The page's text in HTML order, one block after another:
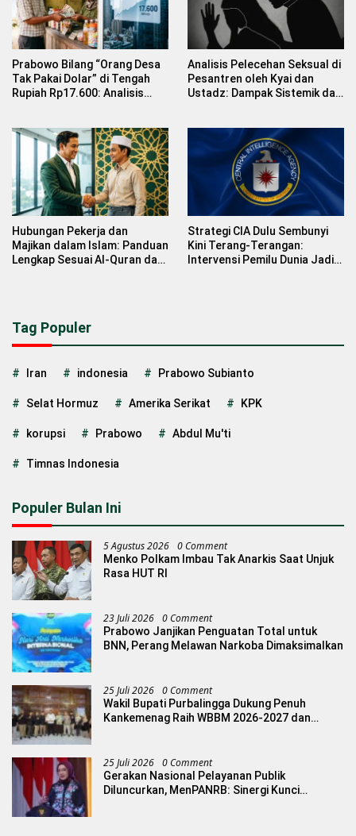
Prabowo Bilang “Orang Desa
Tak Pakai Dolar” di Tengah
Rupiah Rp17.600: Analisis
Stabilisasi Rupiah
Analisis Pelecehan Seksual di
Pesantren oleh Kyai dan
Ustadz: Dampak Sistemik dan
Hubungan Pekerja dan
Majikan dalam Islam: Panduan
Lengkap Sesuai Al-Quran dan
Strategi CIA Dulu Sembunyi
Kini Terang-Terangan:
Intervensi Pemilu Dunia Jadi
Tag Populer
Iran indonesia Prabowo Subianto
Selat Hormuz Amerika Serikat KPK
korupsi Prabowo Abdul Mu'ti
Timnas Indonesia
Populer Bulan Ini
5 Agustus 2026 0 Comment
Menko Polkam Imbau Tak Anarkis Saat Unjuk
Rasa HUT RI
23 Juli 2026 0 Comment
Prabowo Janjikan Penguatan Total untuk
BNN, Perang Melawan Narkoba Dimaksimalkan
25 Juli 2026 0 Comment
Wakil Bupati Purbalingga Dukung Penuh
Kankemenag Raih WBBM 2026-2027 dan
25 Juli 2026 0 Comment
Gerakan Nasional Pelayanan Publik
Diluncurkan, MenPANRB: Sinergi Kunci